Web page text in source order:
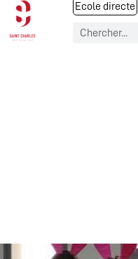
Ecole directe